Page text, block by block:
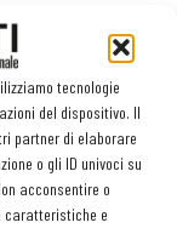
tecnologie
del dispositivo. Il
partner di elaborare
o gli ID univoci su
acconsentire o
caratteristiche e
– San Vincenzo